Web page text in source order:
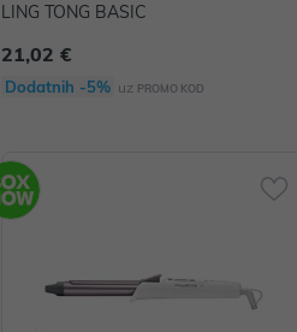
LING TONG BASIC
21,02 €
Dodatnih -5% uz PROMO KOD